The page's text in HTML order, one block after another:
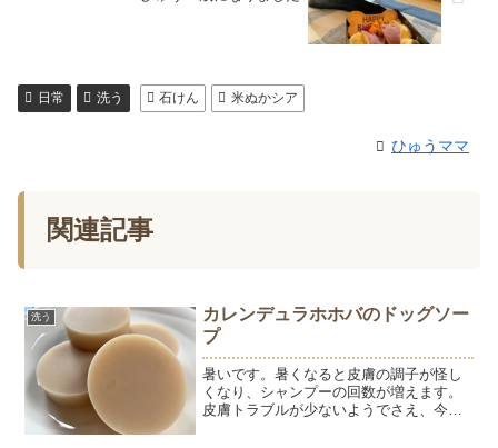
日常 洗う 石けん 米ぬかシア
ひゅうママ
関連記事
洗う
カレンデュラホホバのドッグソー
プ
暑いです。暑くなると皮膚の調子が怪し
くなり、シャンプーの回数が増えます。
皮膚トラブルが少ないようでさえ、今年